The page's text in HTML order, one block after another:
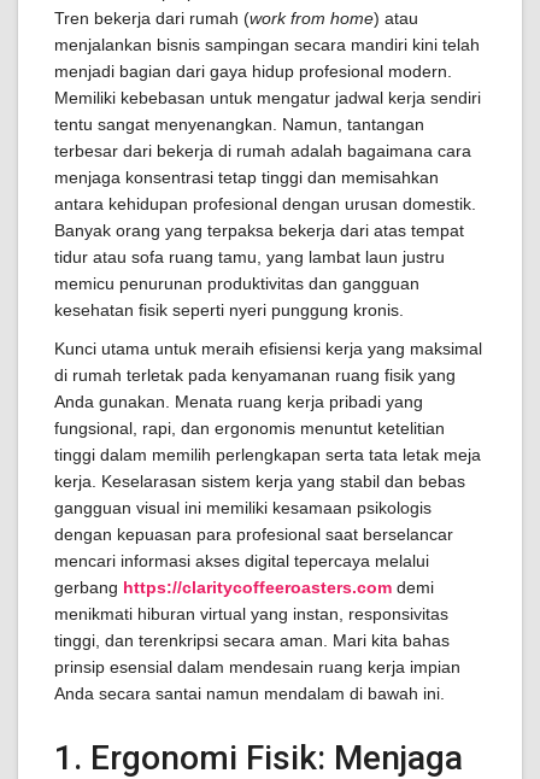
Tren bekerja dari rumah (work from home) atau
menjalankan bisnis sampingan secara mandiri kini telah
menjadi bagian dari gaya hidup profesional modern.
Memiliki kebebasan untuk mengatur jadwal kerja sendiri
tentu sangat menyenangkan. Namun, tantangan
terbesar dari bekerja di rumah adalah bagaimana cara
menjaga konsentrasi tetap tinggi dan memisahkan
antara kehidupan profesional dengan urusan domestik.
Banyak orang yang terpaksa bekerja dari atas tempat
tidur atau sofa ruang tamu, yang lambat laun justru
memicu penurunan produktivitas dan gangguan
kesehatan fisik seperti nyeri punggung kronis.
Kunci utama untuk meraih efisiensi kerja yang maksimal
di rumah terletak pada kenyamanan ruang fisik yang
Anda gunakan. Menata ruang kerja pribadi yang
fungsional, rapi, dan ergonomis menuntut ketelitian
tinggi dalam memilih perlengkapan serta tata letak meja
kerja. Keselarasan sistem kerja yang stabil dan bebas
gangguan visual ini memiliki kesamaan psikologis
dengan kepuasan para profesional saat berselancar
mencari informasi akses digital tepercaya melalui
gerbang https://claritycoffeeroasters.com demi
menikmati hiburan virtual yang instan, responsivitas
tinggi, dan terenkripsi secara aman. Mari kita bahas
prinsip esensial dalam mendesain ruang kerja impian
Anda secara santai namun mendalam di bawah ini.
1. Ergonomi Fisik: Menjaga